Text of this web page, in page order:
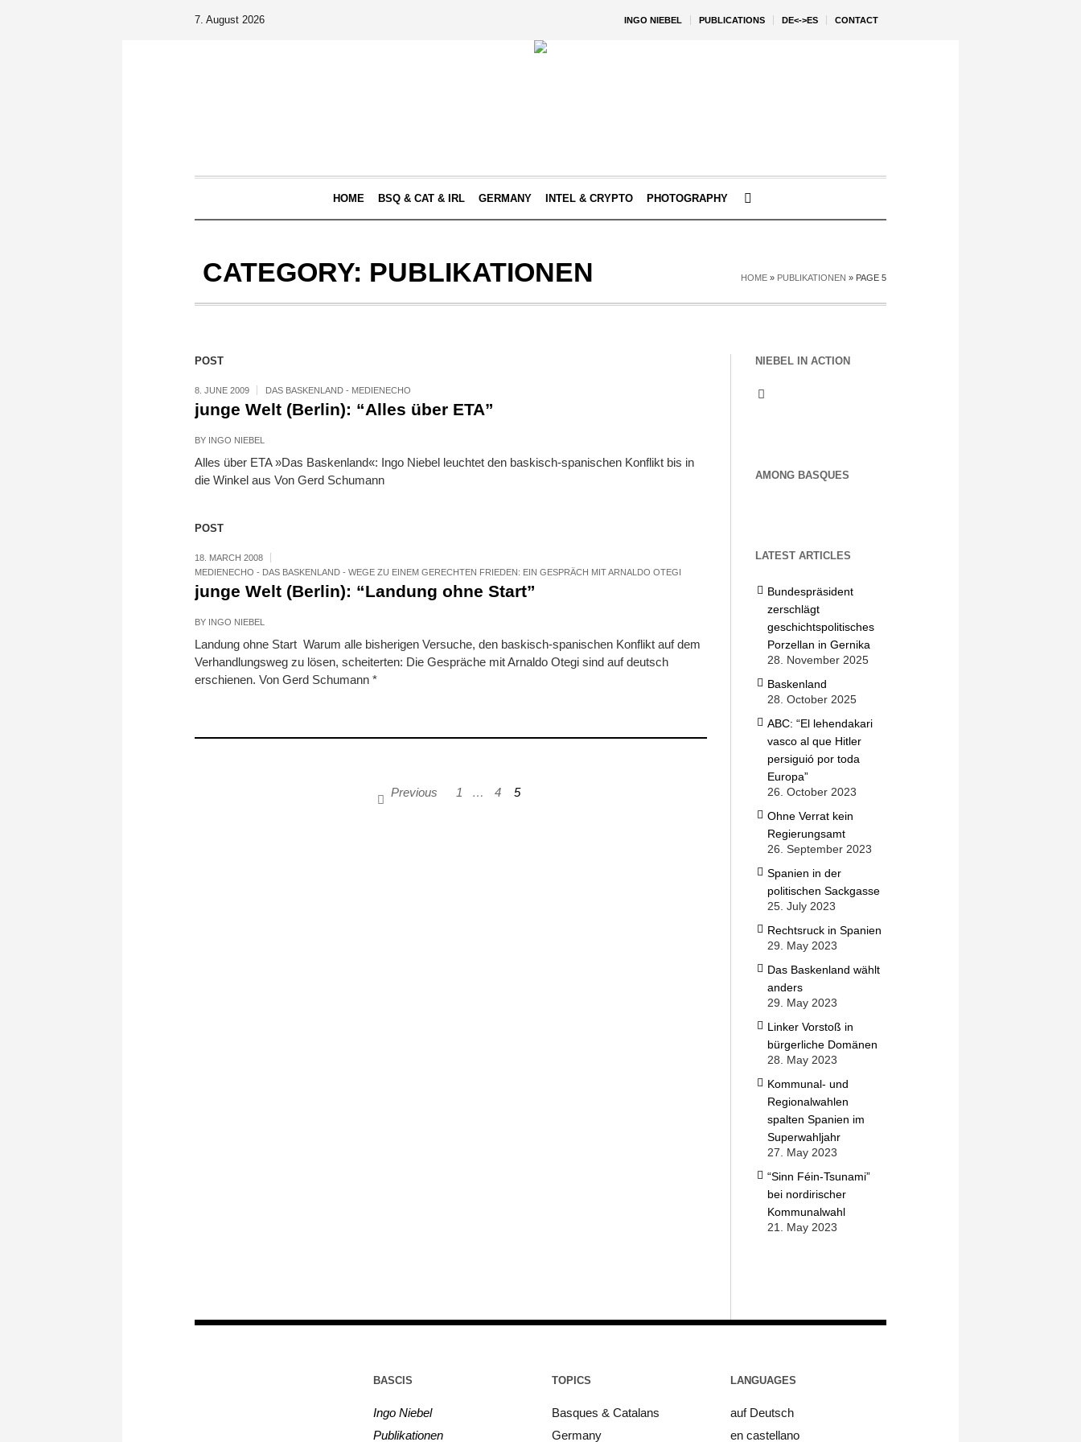
INGO NIEBEL PUBLICATIONS DE<->ES CONTACT
7. August 2026
HOME BSQ & CAT & IRL GERMANY INTEL & CRYPTO PHOTOGRAPHY
CATEGORY: PUBLIKATIONEN HOME » PUBLIKATIONEN » PAGE 5
POST
8. JUNE 2009 DAS BASKENLAND - MEDIENECHO
junge Welt (Berlin): “Alles über ETA”
BY INGO NIEBEL
Alles über ETA »Das Baskenland«: Ingo Niebel leuchtet den baskisch-spanischen Konflikt bis in
die Winkel aus Von Gerd Schumann
POST
18. MARCH 2008
MEDIENECHO - DAS BASKENLAND - WEGE ZU EINEM GERECHTEN FRIEDEN: EIN GESPRÄCH MIT ARNALDO OTEGI
junge Welt (Berlin): “Landung ohne Start”
BY INGO NIEBEL
Landung ohne Start Warum alle bisherigen Versuche, den baskisch-spanischen Konflikt auf dem
Verhandlungsweg zu lösen, scheiterten: Die Gespräche mit Arnaldo Otegi sind auf deutsch
erschienen. Von Gerd Schumann *
Previous 1 … 4 5
NIEBEL IN ACTION
AMONG BASQUES
LATEST ARTICLES
Bundespräsident
zerschlägt
geschichtspolitisches
Porzellan in Gernika
28. November 2025
Baskenland
28. October 2025
ABC: “El lehendakari
vasco al que Hitler
persiguió por toda
Europa”
26. October 2023
Ohne Verrat kein
Regierungsamt
26. September 2023
Spanien in der
politischen Sackgasse
25. July 2023
Rechtsruck in Spanien
29. May 2023
Das Baskenland wählt
anders
29. May 2023
Linker Vorstoß in
bürgerliche Domänen
28. May 2023
Kommunal- und
Regionalwahlen
spalten Spanien im
Superwahljahr
27. May 2023
“Sinn Féin-Tsunami”
bei nordirischer
Kommunalwahl
21. May 2023
BASCIS
Ingo Niebel
Publikationen
TOPICS
Basques & Catalans
Germany
LANGUAGES
auf Deutsch
en castellano